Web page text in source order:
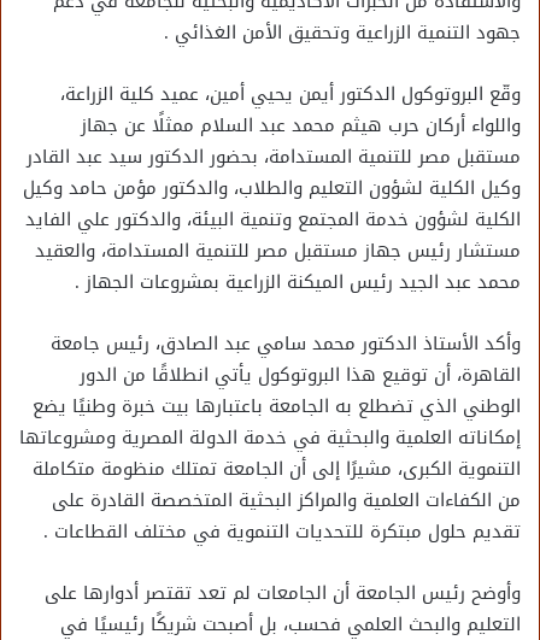
جهود التنمية الزراعية وتحقيق الأمن الغذائي .
وقّع البروتوكول الدكتور أيمن يحيي أمين، عميد كلية الزراعة،
واللواء أركان حرب هيثم محمد عبد السلام ممثلًا عن جهاز
مستقبل مصر للتنمية المستدامة، بحضور الدكتور سيد عبد القادر
وكيل الكلية لشؤون التعليم والطلاب، والدكتور مؤمن حامد وكيل
الكلية لشؤون خدمة المجتمع وتنمية البيئة، والدكتور علي الفايد
مستشار رئيس جهاز مستقبل مصر للتنمية المستدامة، والعقيد
محمد عبد الجيد رئيس الميكنة الزراعية بمشروعات الجهاز .
وأكد الأستاذ الدكتور محمد سامي عبد الصادق، رئيس جامعة
القاهرة، أن توقيع هذا البروتوكول يأتي انطلاقًا من الدور
الوطني الذي تضطلع به الجامعة باعتبارها بيت خبرة وطنيًا يضع
إمكاناته العلمية والبحثية في خدمة الدولة المصرية ومشروعاتها
التنموية الكبرى، مشيرًا إلى أن الجامعة تمتلك منظومة متكاملة
من الكفاءات العلمية والمراكز البحثية المتخصصة القادرة على
تقديم حلول مبتكرة للتحديات التنموية في مختلف القطاعات .
وأوضح رئيس الجامعة أن الجامعات لم تعد تقتصر أدوارها على
التعليم والبحث العلمي فحسب، بل أصبحت شريكًا رئيسيًا في